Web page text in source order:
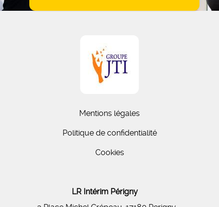
Mentions légales
Politique de confidentialité
Cookies
LR Intérim Périgny